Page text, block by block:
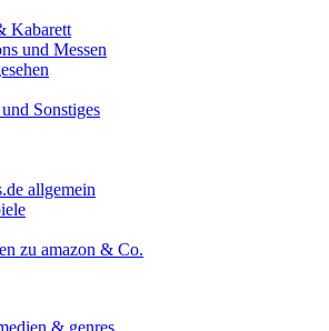
Kabarett
und Messen
Sonstiges
allgemein
zu amazon & Co.